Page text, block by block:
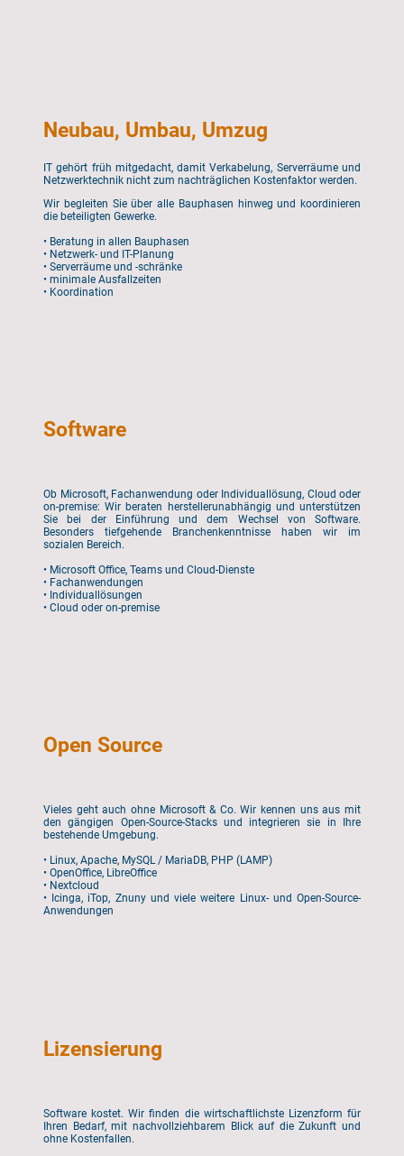
Neubau, Umbau, Umzug
IT gehört früh mitgedacht, damit Verkabelung, Serverräume und
Netzwerktechnik nicht zum nachträglichen Kostenfaktor werden.
Wir begleiten Sie über alle Bauphasen hinweg und koordinieren
die beteiligten Gewerke.
• Beratung in allen Bauphasen
• Netzwerk- und IT-Planung
• Serverräume und -schränke
• minimale Ausfallzeiten
• Koordination
Software
Ob Microsoft, Fachanwendung oder Individuallösung, Cloud oder
on-premise: Wir beraten herstellerunabhängig und unterstützen
Sie bei der Einführung und dem Wechsel von Software.
Besonders tiefgehende Branchenkenntnisse haben wir im
sozialen Bereich.
• Microsoft Office, Teams und Cloud-Dienste
• Fachanwendungen
• Individuallösungen
• Cloud oder on-premise
Open Source
Vieles geht auch ohne Microsoft & Co. Wir kennen uns aus mit
den gängigen Open-Source-Stacks und integrieren sie in Ihre
bestehende Umgebung.
• Linux, Apache, MySQL / MariaDB, PHP (LAMP)
• OpenOffice, LibreOffice
• Nextcloud
• Icinga, iTop, Znuny und viele weitere Linux- und Open-Source-
Anwendungen
Lizensierung
Software kostet. Wir finden die wirtschaftlichste Lizenzform für
Ihren Bedarf, mit nachvollziehbarem Blick auf die Zukunft und
ohne Kostenfallen.